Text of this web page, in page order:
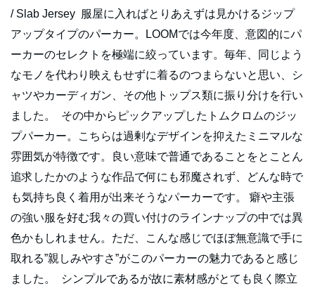
/ Slab Jersey 服屋に入ればとりあえずは見かけるジップ
アップタイプのパーカー。LOOMでは今年度、意図的にパ
ーカーのセレクトを極端に絞っています。毎年、同じよう
なモノを代わり映えもせずに着るのつまらないと思い、シ
ャツやカーディガン、その他トップス類に振り分けを行い
ました。 その中からピックアップしたトムクロムのジッ
プパーカー。こちらは過剰なデザインを抑えたミニマルな
雰囲気が特徴です。良い意味で普通であることをとことん
追求したかのような作品で何にも邪魔されず、どんな時で
も気持ち良く着用が出来そうなパーカーです。 癖や主張
の強い服を好む我々の買い付けのラインナップの中では異
色かもしれません。ただ、こんな感じでほぼ無意識で手に
取れる”親しみやすさ”がこのパーカーの魅力であると感じ
ました。 シンプルであるが故に素材感がとても良く際立